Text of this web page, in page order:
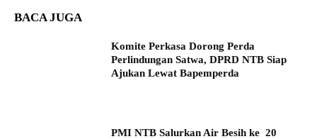
BACA JUGA
Komite Perkasa Dorong Perda
Perlindungan Satwa, DPRD NTB Siap
Ajukan Lewat Bapemperda
PMI NTB Salurkan Air Besih ke 20